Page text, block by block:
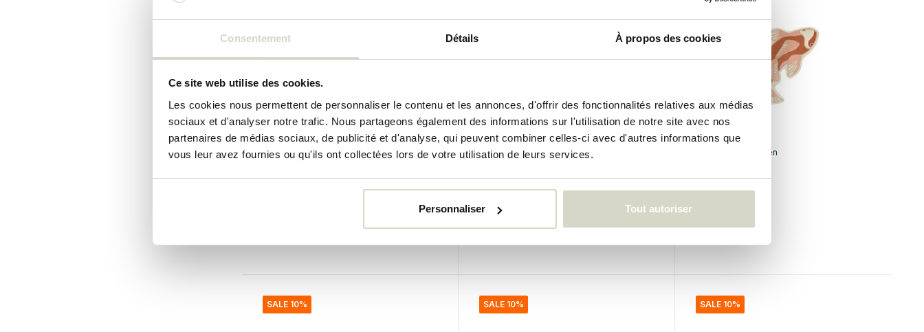
Consentement Détails À propos des cookies
Ce site web utilise des cookies.
Les cookies nous permettent de personnaliser le contenu et les annonces, d'offrir des fonctionnalités relatives aux médias
sociaux et d'analyser notre trafic. Nous partageons également des informations sur l'utilisation de notre site avec nos
partenaires de médias sociaux, de publicité et d'analyse, qui peuvent combiner celles-ci avec d'autres informations que
vous leur avez fournies ou qu'ils ont collectées lors de votre utilisation de leurs services.
Personnaliser Tout autoriser
Broste Copenhagen Broste Copenhagen
€180,00
Taxes incluses
Broste Copenhagen
Taxes incluses
SALE 10% SALE 10% SALE 10%